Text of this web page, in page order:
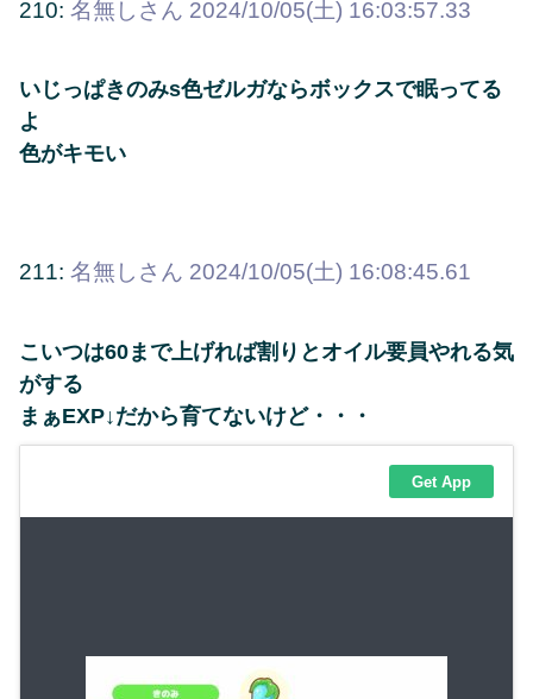
210: 名無しさん 2024/10/05(土) 16:03:57.33
いじっぱきのみs色ゼルガならボックスで眠ってる
よ
色がキモい
211: 名無しさん 2024/10/05(土) 16:08:45.61
こいつは60まで上げれば割りとオイル要員やれる気
がする
まぁEXP↓だから育てないけど・・・